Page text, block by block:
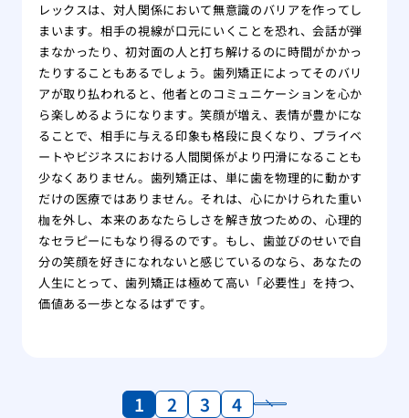
レックスは、対人関係において無意識のバリアを作ってし
まいます。相手の視線が口元にいくことを恐れ、会話が弾
まなかったり、初対面の人と打ち解けるのに時間がかかっ
たりすることもあるでしょう。歯列矯正によってそのバリ
アが取り払われると、他者とのコミュニケーションを心か
ら楽しめるようになります。笑顔が増え、表情が豊かにな
ることで、相手に与える印象も格段に良くなり、プライベ
ートやビジネスにおける人間関係がより円滑になることも
少なくありません。歯列矯正は、単に歯を物理的に動かす
だけの医療ではありません。それは、心にかけられた重い
枷を外し、本来のあなたらしさを解き放つための、心理的
なセラピーにもなり得るのです。もし、歯並びのせいで自
分の笑顔を好きになれないと感じているのなら、あなたの
人生にとって、歯列矯正は極めて高い「必要性」を持つ、
価値ある一歩となるはずです。
1 2 3 4